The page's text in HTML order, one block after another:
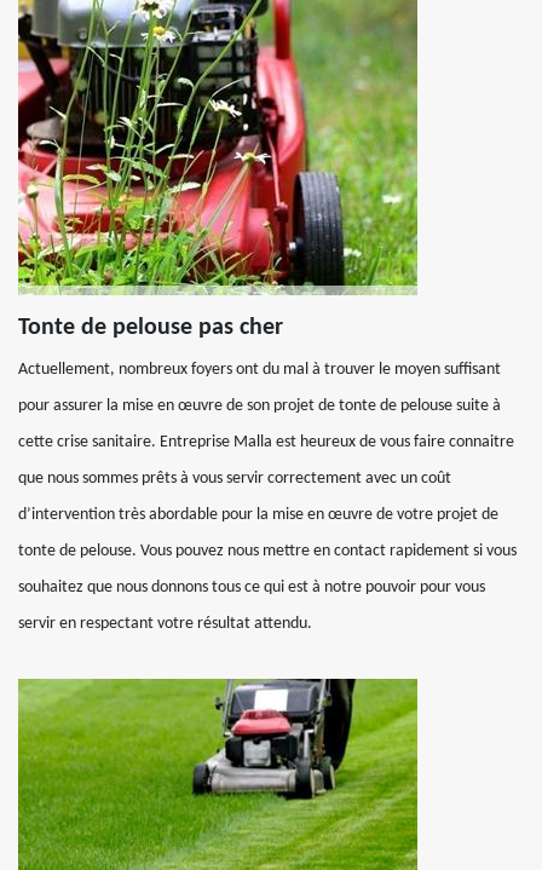
Tonte de pelouse pas cher
Actuellement, nombreux foyers ont du mal à trouver le moyen suffisant
pour assurer la mise en œuvre de son projet de tonte de pelouse suite à
cette crise sanitaire. Entreprise Malla est heureux de vous faire connaitre
que nous sommes prêts à vous servir correctement avec un coût
d’intervention très abordable pour la mise en œuvre de votre projet de
tonte de pelouse. Vous pouvez nous mettre en contact rapidement si vous
souhaitez que nous donnons tous ce qui est à notre pouvoir pour vous
servir en respectant votre résultat attendu.